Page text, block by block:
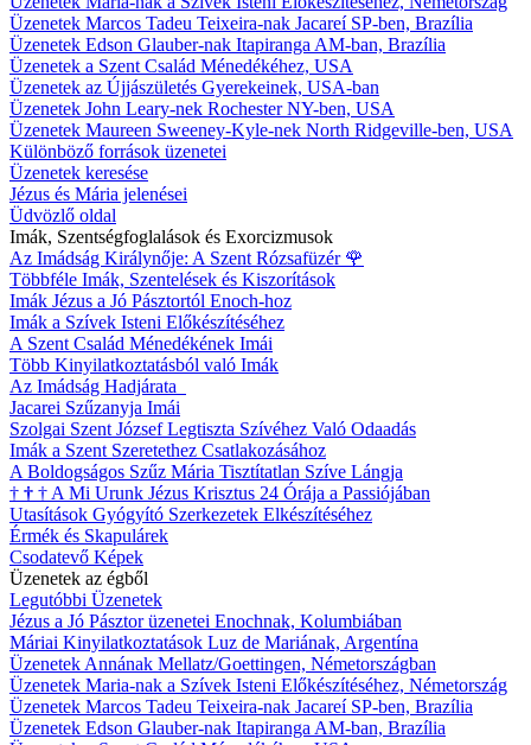
Üzenetek Marcos Tadeu Teixeira-nak Jacareí SP-ben, Brazília
Üzenetek Edson Glauber-nak Itapiranga AM-ban, Brazília
Üzenetek a Szent Család Ménedékéhez, USA
Üzenetek az Újjászületés Gyerekeinek, USA-ban
Üzenetek John Leary-nek Rochester NY-ben, USA
Üzenetek Maureen Sweeney-Kyle-nek North Ridgeville-ben, USA
Különböző források üzenetei
Üzenetek keresése
Jézus és Mária jelenései
Üdvözlő oldal
Imák, Szentségfoglalások és Exorcizmusok
Az Imádság Királynője: A Szent Rózsafüzér 🌹
Többféle Imák, Szentelések és Kiszorítások
Imák Jézus a Jó Pásztortól Enoch-hoz
Imák a Szívek Isteni Előkészítéséhez
A Szent Család Ménedékének Imái
Több Kinyilatkoztatásból való Imák
Az Imádság Hadjárata
Jacarei Szűzanyja Imái
Szolgai Szent József Legtiszta Szívéhez Való Odaadás
Imák a Szent Szeretethez Csatlakozásához
A Boldogságos Szűz Mária Tisztítatlan Szíve Lángja
† † † A Mi Urunk Jézus Krisztus 24 Órája a Passiójában
Utasítások Gyógyító Szerkezetek Elkészítéséhez
Érmék és Skapulárek
Csodatevő Képek
Üzenetek az égből
Legutóbbi Üzenetek
Jézus a Jó Pásztor üzenetei Enochnak, Kolumbiában
Máriai Kinyilatkoztatások Luz de Mariának, Argentína
Üzenetek Annának Mellatz/Goettingen, Németországban
Üzenetek Maria-nak a Szívek Isteni Előkészítéséhez, Németország
Üzenetek Marcos Tadeu Teixeira-nak Jacareí SP-ben, Brazília
Üzenetek Edson Glauber-nak Itapiranga AM-ban, Brazília